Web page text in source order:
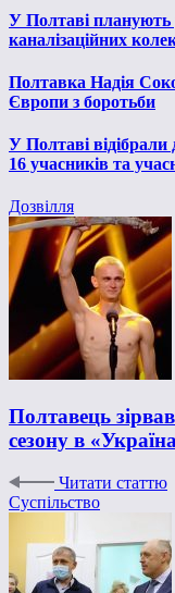
У Полтаві планують
каналізаційних
Полтавка Надія
Європи з боротьби
У Полтаві
16 учасників та
Дозвілля
Полтавець
сезону в
Читати статтю
Суспільство